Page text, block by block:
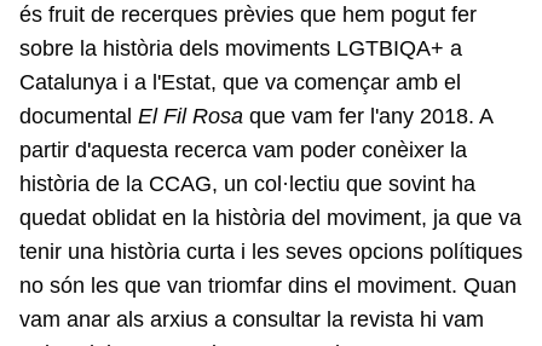
és fruit de recerques prèvies que hem pogut fer
sobre la història dels moviments LGTBIQA+ a
Catalunya i a l'Estat, que va començar amb el
documental El Fil Rosa que vam fer l'any 2018. A
partir d'aquesta recerca vam poder conèixer la
història de la CCAG, un col·lectiu que sovint ha
quedat oblidat en la història del moviment, ja que va
tenir una història curta i les seves opcions polítiques
no són les que van triomfar dins el moviment. Quan
vam anar als arxius a consultar la revista hi vam